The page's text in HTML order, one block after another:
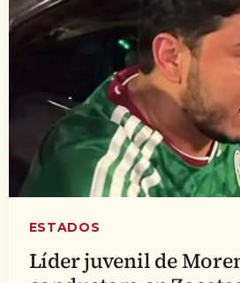
ESTADOS
Líder juvenil de